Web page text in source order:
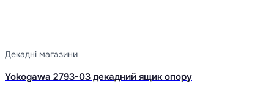
Декадні магазини
Yokogawa 2793-03 декадний ящик опору